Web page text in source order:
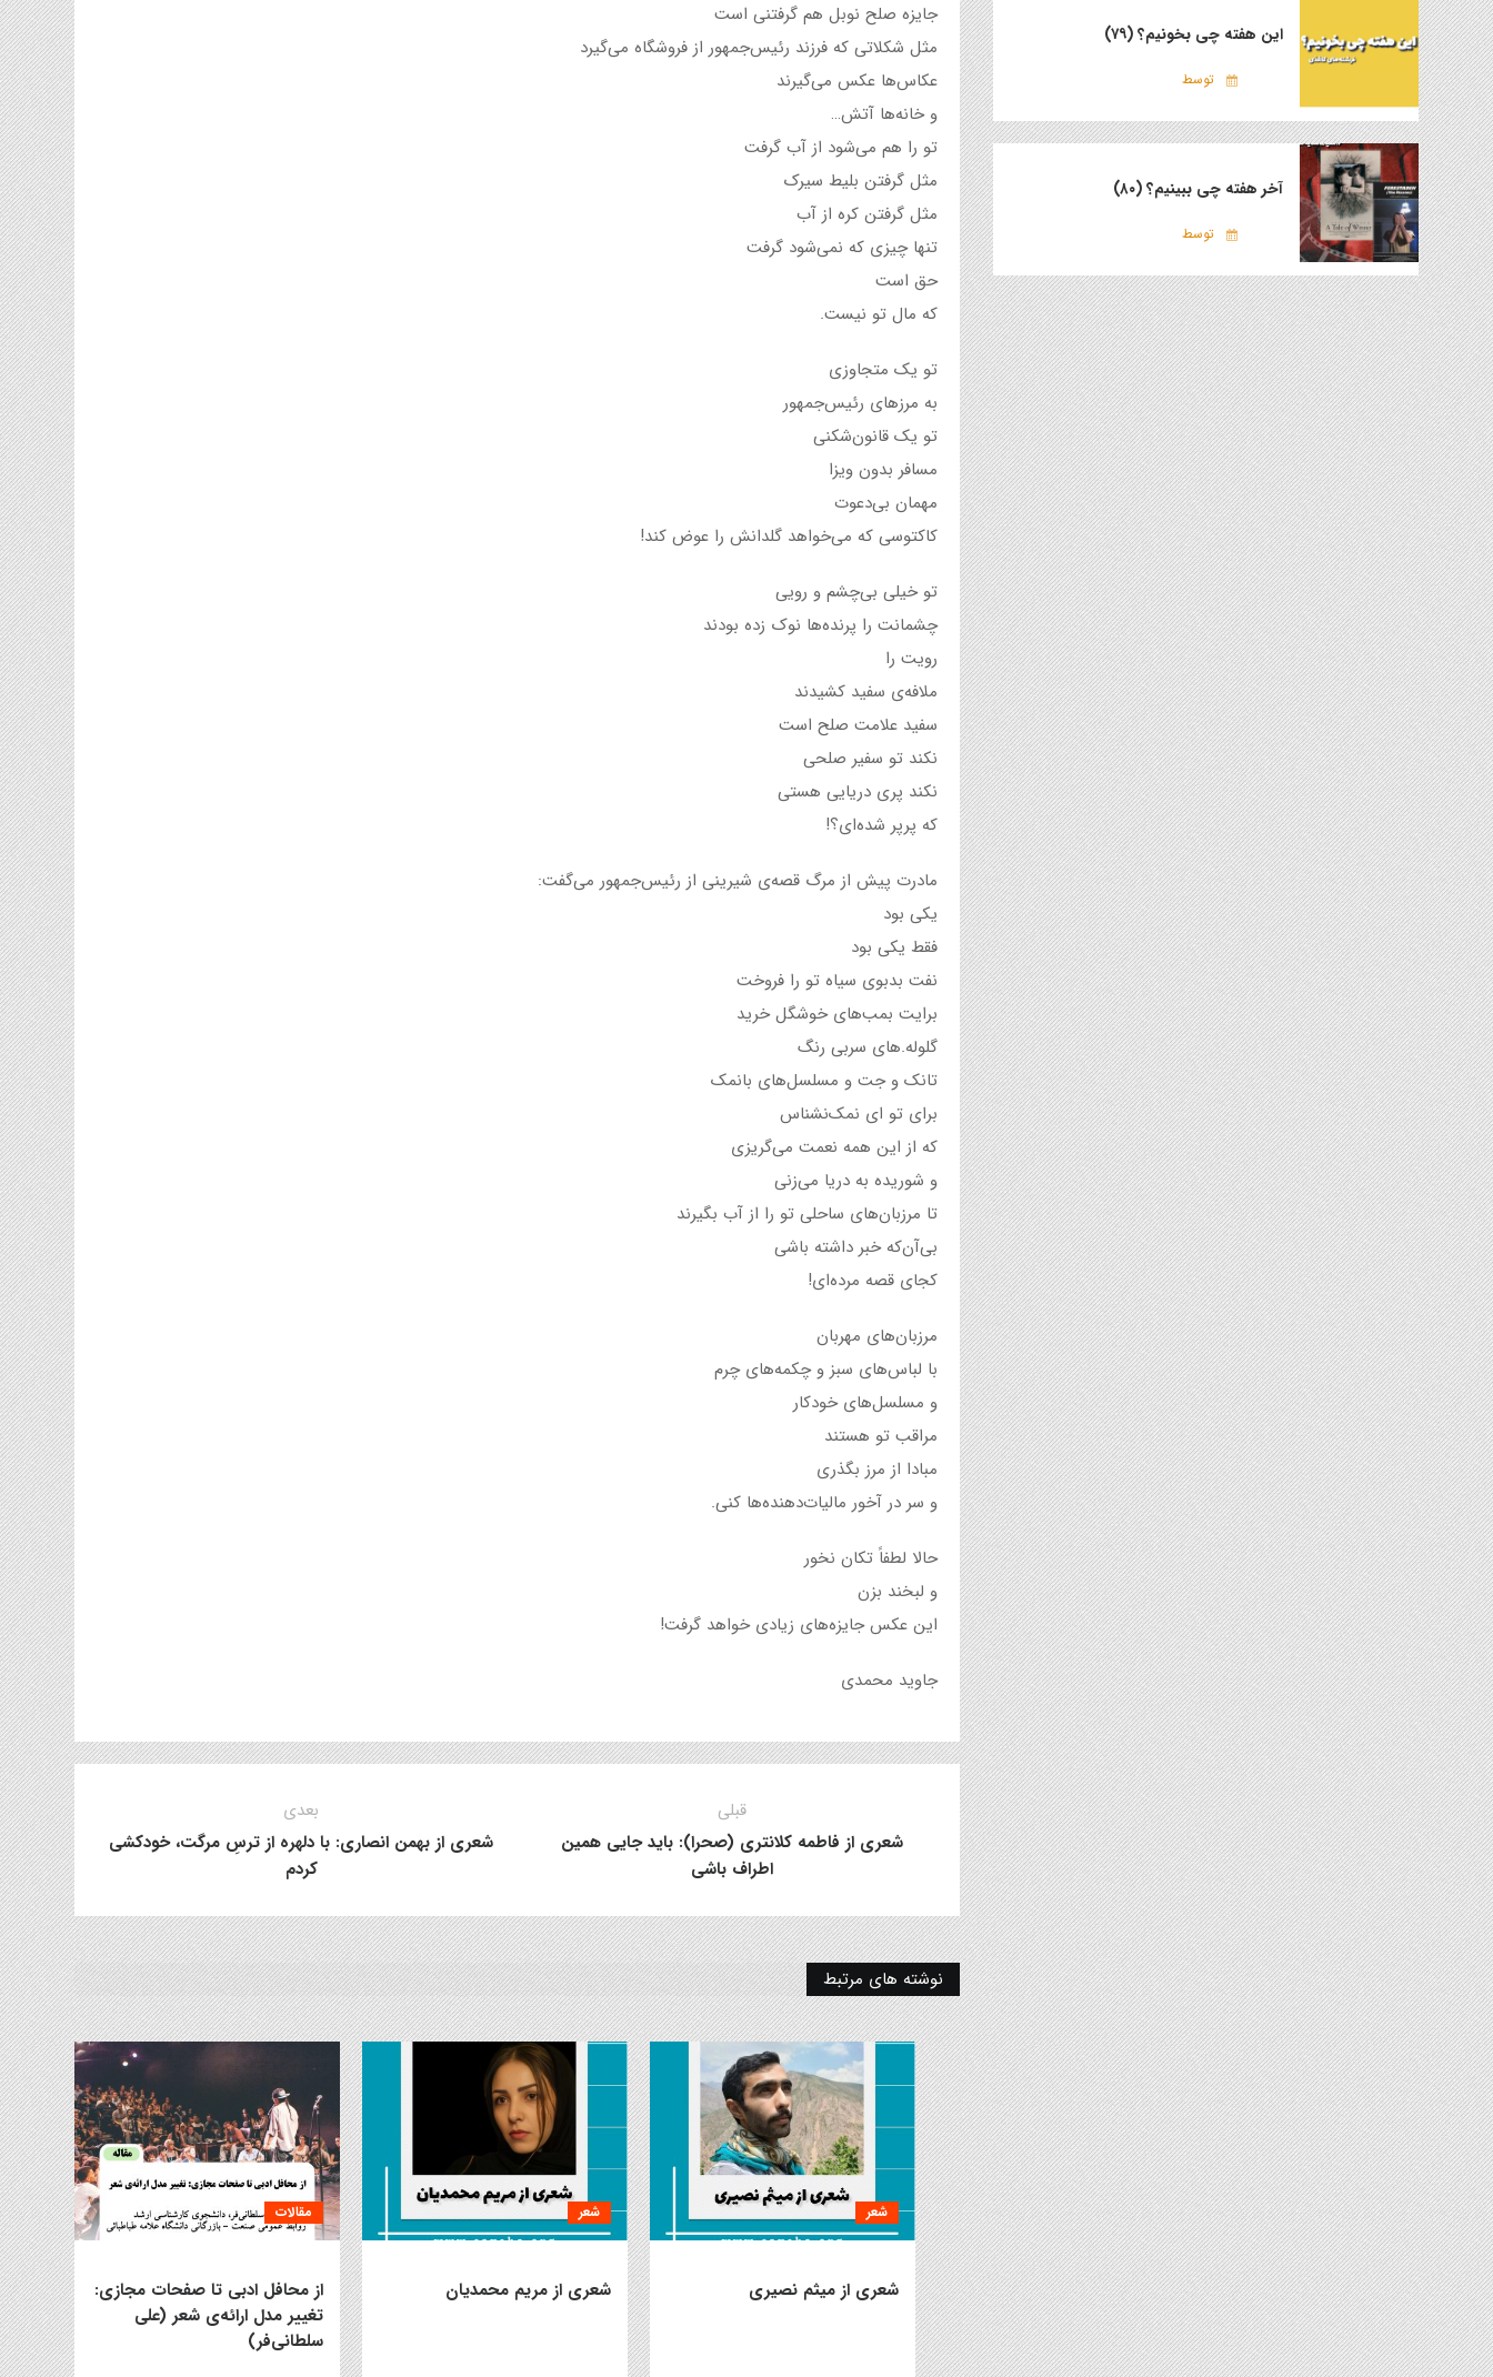
جایزه صلح نوبل هم گرفتنی است
مثل شکلاتی که فرزند رئیس‌جمهور از فروشگاه می‌گیرد
عکاس‌ها عکس می‌گیرند
و خانه‌ها آتش…
تو را هم‌ می‌شود از آب گرفت
مثل گرفتن بلیط سیرک
مثل گرفتن کره از آب
تنها چیزی که نمی‌شود گرفت
حق است
که مال تو نیست.
تو یک متجاوزی
به مرزهای رئیس‌جمهور
تو یک قانون‌شکنی
مسافر بدون ویزا
مهمان بی‌دعوت
کاکتوسی که می‌خواهد گلدانش را عوض کند!
تو خیلی بی‌چشم‌ و‌ رویی
چشمانت را پرنده‌ها نوک‌ زده بودند
رویت را
ملافه‌ی‌ سفید کشیدند
سفید علامت صلح است
نکند تو سفیر صلحی
نکند پری دریایی هستی
که پرپر شده‌ای؟!
مادرت پیش از مرگ قصه‌ی شیرینی از رئیس‌جمهور‌ می‌گفت:
یکی بود
فقط یکی بود
نفت بدبوی سیاه تو را فروخت
برایت بمب‌های خوشگل خرید
گلوله.های سربی‌ رنگ
تانک و جت و مسلسل‌های بانمک
برای تو ای‌ نمک‌نشناس
که از‌ این همه نعمت می‌گریزی
و شوریده به دریا می‌زنی
تا مرزبان‌های ‌ساحلی‌ تو را از آب‌ بگیرند
بی‌آن‌که خبر ‌داشته باشی
کجای قصه مرده‌ای!
مرزبان‌های مهربان
با لباس‌های سبز و چکمه‌های چرم
و مسلسل‌های خودکار
مراقب‌ تو هستند
مبادا از‌‌ مرز بگذری
و سر در آخور مالیات‌دهنده‌ها کنی.
حالا لطفاً تکان نخور
و لبخند بزن
این عکس جایزه‌های زیادی خواهد گرفت!
جاوید محمدی
قبلی
شعری از فاطمه کلانتری (صحرا): باید جایی همین
اطراف باشی
بعدی
شعری از بهمن انصاری: با دلهره از ترسِ مرگت، خودکشی
کردم
نوشته های مرتبط
شعر
شعری از میثم نصیری
شعر
شعری از مریم محمدیان
مقالات
از محافل ادبی تا صفحات مجازی:
تغییر مدل ارائه‌ی شعر (علی
سلطانی‌فر)
این هفته چی بخونیم؟ (۷۹)
توسط
آخر هفته چی ببینیم؟ (۸۰)
توسط